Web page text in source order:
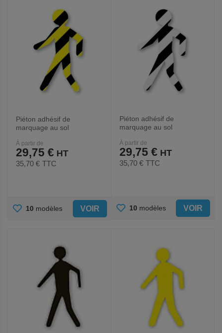
Piéton adhésif de
marquage au sol
Ergomat
À partir de
29,75 €
35,70 € TTC
AJOUTER
10 modèles VOIR
Piéton adhésif de
marquage au sol
Ergomat
À partir de
29,75 €
35,70 € TTC
AJOUTER
10 modèles VOIR